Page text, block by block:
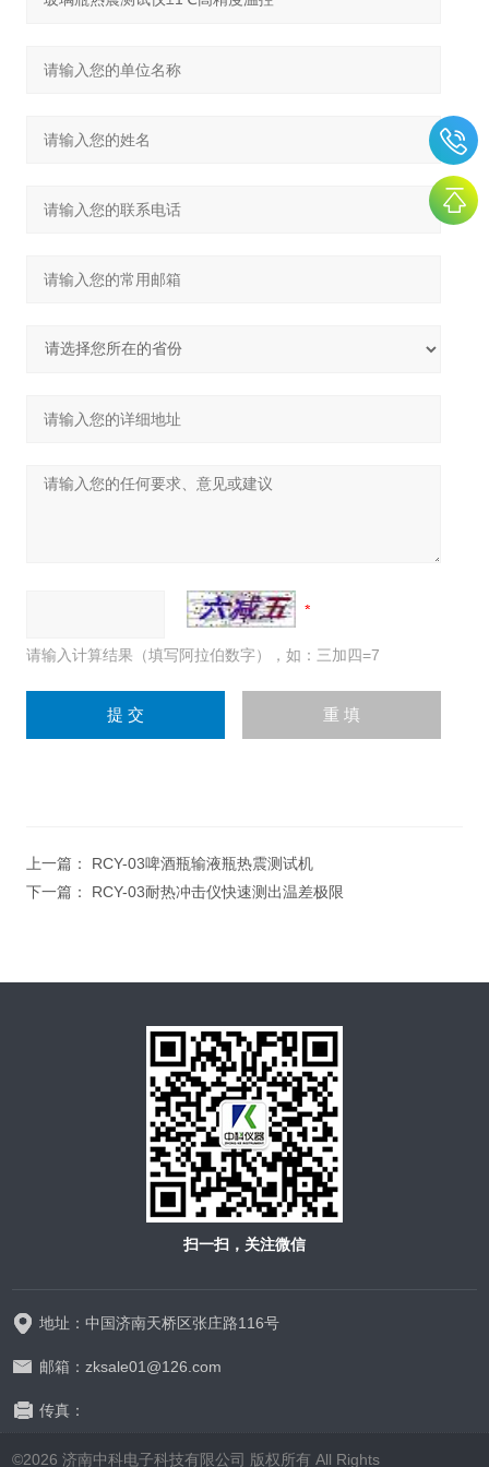
请输入计算结果（填写阿拉伯数字），如：三加四=7
上一篇： RCY-03啤酒瓶输液瓶热震测试机
下一篇： RCY-03耐热冲击仪快速测出温差极限
扫一扫，关注微信
地址：中国济南天桥区张庄路116号
邮箱：zksale01@126.com
传真：
©2026 济南中科电子科技有限公司 版权所有 All Rights